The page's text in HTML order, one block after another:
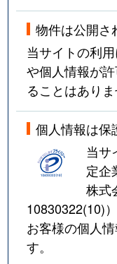
物件は公開さ
当サイトの利
や個人情報が
ることはありま
個人情報は保
当サ
定企
株式
10830322(10)
お客様の個人
す。